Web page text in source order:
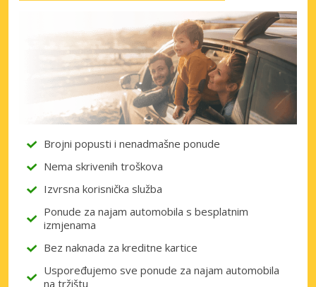
Brojni popusti i nenadmašne ponude
Nema skrivenih troškova
Izvrsna korisnička služba
Ponude za najam automobila s besplatnim
izmjenama
Bez naknada za kreditne kartice
Uspoređujemo sve ponude za najam automobila
na tržištu